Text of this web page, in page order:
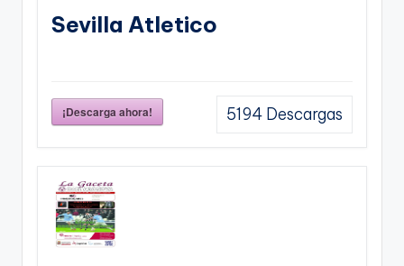
Sevilla Atletico
¡Descarga ahora! 5194 Descargas